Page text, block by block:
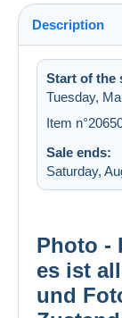
Description
Start of the
Tuesday,
Item
Sale ends:
Saturday,
Photo -
es ist
und